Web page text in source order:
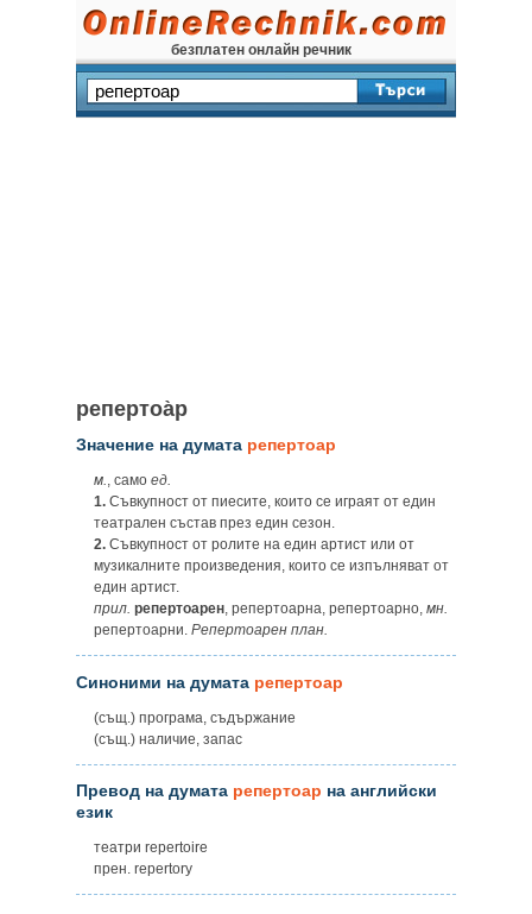
безплатен онлайн речник
репертоа̀р
Значение на думата репертоар
м., само ед.
1. Съвкупност от пиесите, които се играят от един
театрален състав през един сезон.
2. Съвкупност от ролите на един артист или от
музикалните произведения, които се изпълняват от
един артист.
прил. репертоарен, репертоарна, репертоарно, мн.
репертоарни. Репертоарен план.
Синоними на думата репертоар
(същ.) програма, съдържание
(същ.) наличие, запас
Превод на думата репертоар на английски
език
театри repertoire
прен. repertory